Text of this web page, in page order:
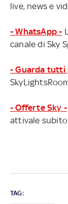
live, news e
- WhatsApp -
canale di Sky
- Guarda tutti
- Offerte Sky -
attivale subito
TAG: